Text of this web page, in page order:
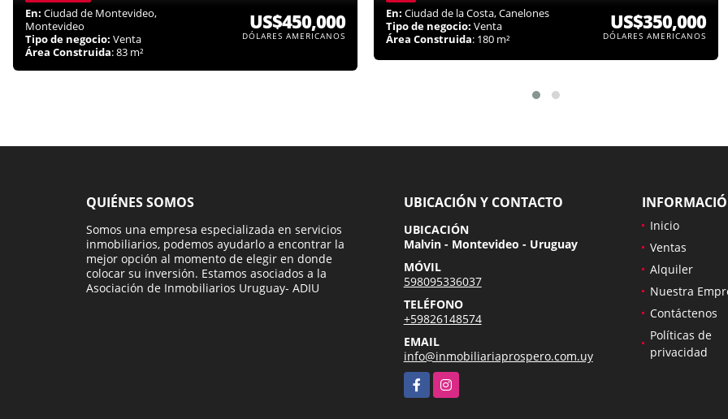
En: Ciudad de Montevideo,
Montevideo
Tipo de negocio: Venta
Área Construida: 83 m²
US$450,000
DÓLARES AMERICANOS
En: Ciudad de la Costa, Canelones
Tipo de negocio: Venta
Área Construida: 180 m²
US$350,000
DÓLARES AMERICANOS
QUIÉNES SOMOS
Somos una empresa especializada en servicios
inmobiliarios, podemos ayudarlo a encontrar la
mejor opción al momento de elegir en donde
colocar su inversión. Estamos asociados a la
Asociación de Inmobiliarios Uruguay- ADIU
UBICACIÓN Y CONTACTO
UBICACIÓN
Malvin - Montevideo - Uruguay
MÓVIL
598095336037
TELÉFONO
+59826148574
EMAIL
info@inmobiliariaprospero.com.uy
FacebookInstagram
Inicio
Ventas
Alquiler
Nuestra
Contáctenos
Políticas de
privacidad